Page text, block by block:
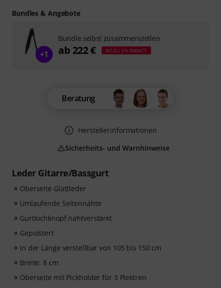
Leder Gitarre/Bassgurt
Oberseite Glattleder
Umlaufende Seitennähte
Gurtlochknopf nahtverstärkt
Gepolstert
in der Länge verstellbar von 105 bis 150 cm
Breite: 8 cm
Oberseite mit Pickholder für 3 Plektren
Beratung
Herstellerinformationen
Sicherheits- und Warnhinweise
Bundles & Angebote
+1
Bundle selbst zusammenstellen
ab 222 € BIS ZU 6% RABATT